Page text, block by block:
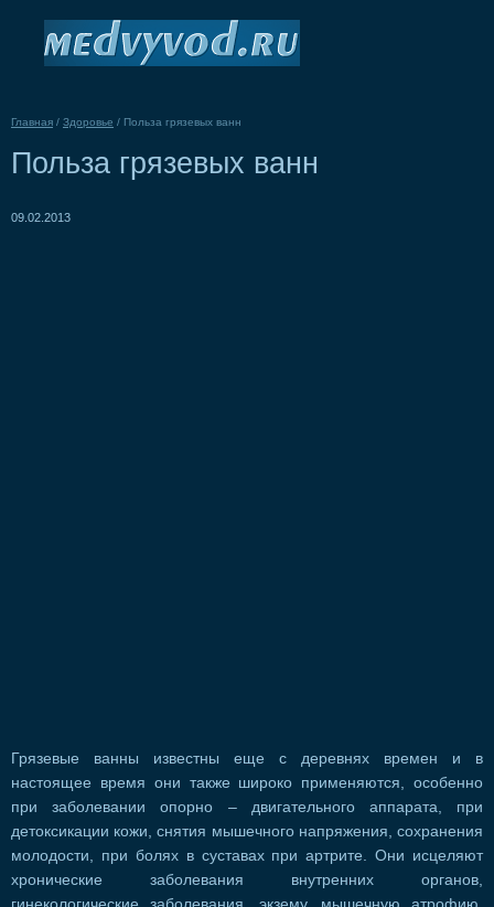
Главная / Здоровье / Польза грязевых ванн
Польза грязевых ванн
09.02.2013
Грязевые ванны известны еще с деревнях времен и в
настоящее время они также широко применяются, особенно
при заболевании опорно – двигательного аппарата, при
детоксикации кожи, снятия мышечного напряжения, сохранения
молодости, при болях в суставах при артрите. Они исцеляют
хронические заболевания внутренних органов,